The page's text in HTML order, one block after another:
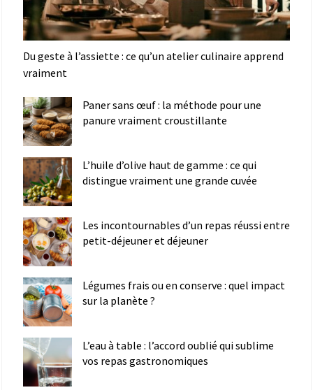
Du geste à l’assiette : ce qu’un atelier culinaire apprend
vraiment
Paner sans œuf : la méthode pour une
panure vraiment croustillante
L’huile d’olive haut de gamme : ce qui
distingue vraiment une grande cuvée
Les incontournables d’un repas réussi entre
petit-déjeuner et déjeuner
Légumes frais ou en conserve : quel impact
sur la planète ?
L’eau à table : l’accord oublié qui sublime
vos repas gastronomiques